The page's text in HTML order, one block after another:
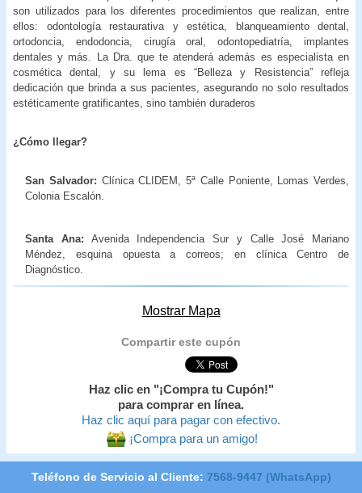
son utilizados para los diferentes procedimientos que realizan, entre
ellos: odontología restaurativa y estética, blanqueamiento dental,
ortodoncia, endodoncia, cirugía oral, odontopediatría, implantes
dentales y más. La Dra. que te atenderá además es especialista en
cosmética dental, y su lema es “Belleza y Resistencia” refleja
dedicación que brinda a sus pacientes, asegurando no solo resultados
estéticamente gratificantes, sino también duraderos
¿Cómo llegar?
San Salvador: Clínica CLIDEM, 5ª Calle Poniente, Lomas Verdes,
Colonia Escalón.
Santa Ana: Avenida Independencia Sur y Calle José Mariano
Méndez, esquina opuesta a correos; en clínica Centro de
Diagnóstico.
Mostrar Mapa
Compartir este cupón
Haz clic en "¡Compra tu Cupón!"
para comprar en línea.
Haz clic aquí para pagar con efectivo.
¡Compra para un amigo!
Teléfono de Servicio al Cliente: 7568-9447 (WhatsApp)